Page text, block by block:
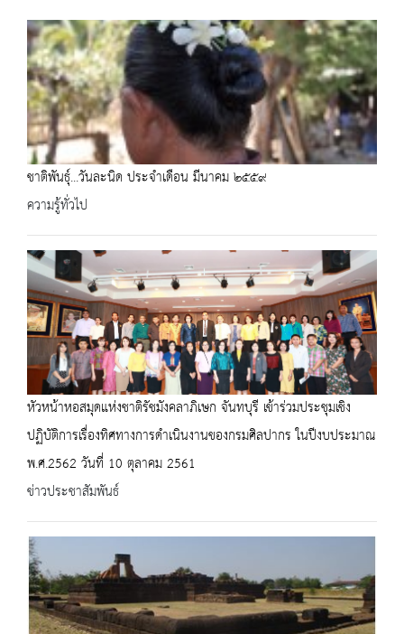
ชาติพันธุ์...วันละนิด ประจำเดือน มีนาคม ๒๕๕๙
ความรู้ทั่วไป
หัวหน้าหอสมุดแห่งชาติรัชมังคลาภิเษก จันทบุรี เข้าร่วมประชุมเชิง
ปฏิบัติการเรื่องทิศทางการดำเนินงานของกรมศิลปากร ในปีงบประมาณ
พ.ศ.2562 วันที่ 10 ตุลาคม 2561
ข่าวประชาสัมพันธ์